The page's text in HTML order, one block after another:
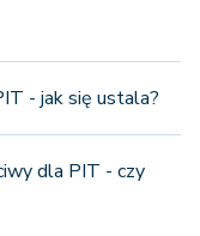
- jak się ustala?
dla PIT - czy